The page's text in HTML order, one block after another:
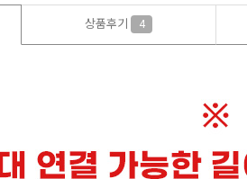
상품후기 4